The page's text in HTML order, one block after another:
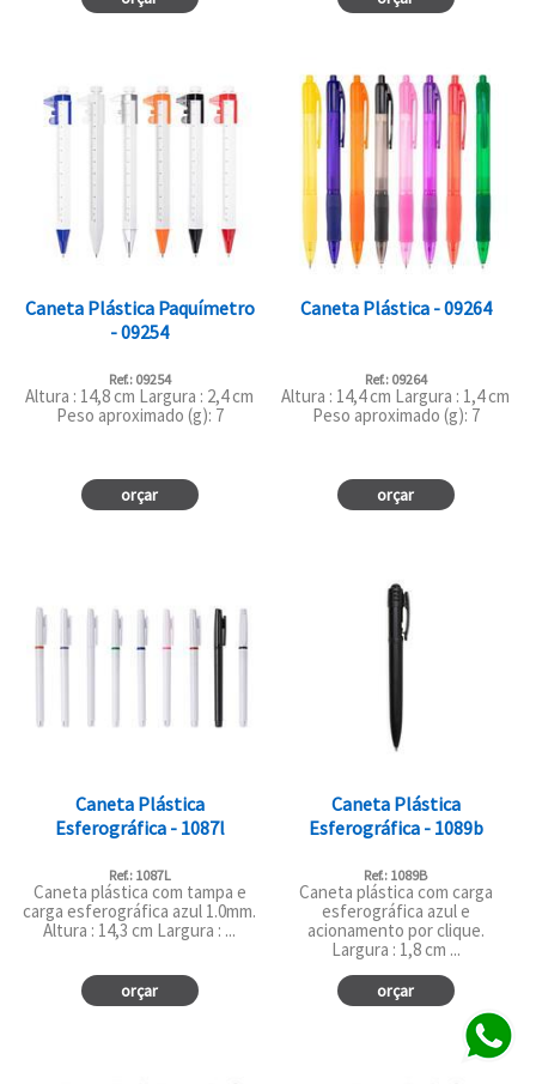
Caneta Plástica Paquímetro
- 09254
Ref.: 09254
Altura : 14,8 cm Largura : 2,4 cm
Peso aproximado (g): 7
orçar
Caneta Plástica - 09264
Ref.: 09264
Altura : 14,4 cm Largura : 1,4 cm
Peso aproximado (g): 7
orçar
Caneta Plástica
Esferográfica - 1087l
Ref.: 1087L
Caneta plástica com tampa e
carga esferográfica azul 1.0mm.
Altura : 14,3 cm Largura : ...
orçar
Caneta Plástica
Esferográfica - 1089b
Ref.: 1089B
Caneta plástica com carga
esferográfica azul e
acionamento por clique.
Largura : 1,8 cm ...
orçar